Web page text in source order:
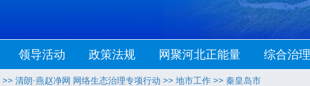
领导活动 政策法规 网聚河北正能量 综合治理
>> 清朗·燕赵净网 网络生态治理专项行动 >> 地市工作 >> 秦皇岛市